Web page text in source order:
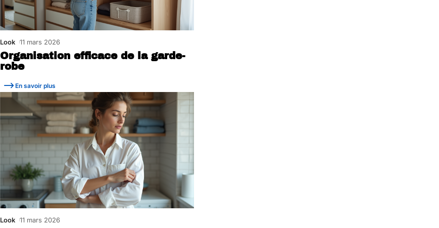
Organisation efficace de la garde-
robe
Look 11 mars 2026
En savoir plus
Look 11 mars 2026